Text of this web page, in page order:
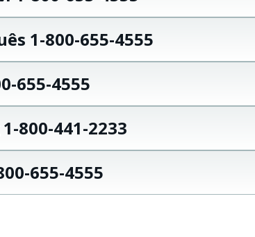
1-800-655-4555
655-4555
800-441-2233
655-4555